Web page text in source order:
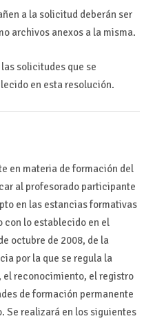
a la solicitud deberán ser
archivos anexos a la misma.
solicitudes que se
en esta resolución.
en materia de formación del
al profesorado participante
en las estancias formativas
con lo establecido en el
octubre de 2008, de la
por la que se regula la
reconocimiento, el registro
de formación permanente
Se realizará en los siguientes